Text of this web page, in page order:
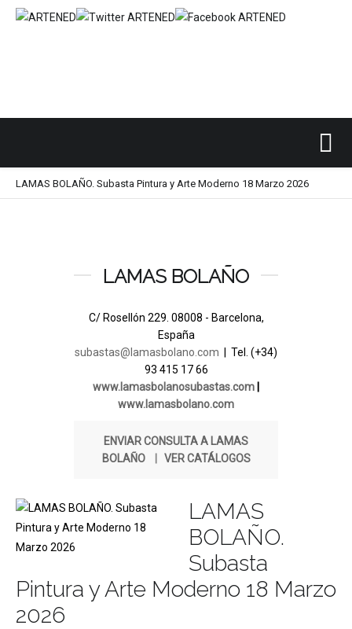
LAMAS BOLAÑO. Subasta Pintura y Arte Moderno 18 Marzo 2026
LAMAS BOLAÑO
C/ Rosellón 229. 08008 - Barcelona,
España
subastas@lamasbolano.com | Tel. (+34)
93 415 17 66
www.lamasbolanosubastas.com
www.lamasbolano.com
ENVIAR CONSULTA A LAMAS
BOLAÑO| VER CATÁLOGOS
LAMAS
BOLAÑO.
Subasta
Pintura y Arte Moderno 18 Marzo
2026